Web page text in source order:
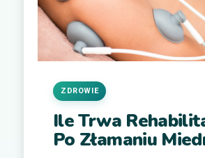
Ile Trwa
Po Złamaniu
ZDROWIE